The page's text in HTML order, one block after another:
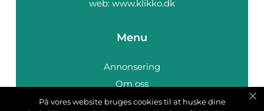
web: www.klikko.dk
Menu
Annonsering
Om oss
Cookies
På vores website bruges cookies til at huske dine